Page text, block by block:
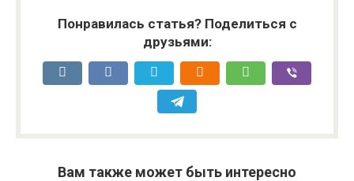
Понравилась статья? Поделиться с
друзьями:
Вам также может быть интересно